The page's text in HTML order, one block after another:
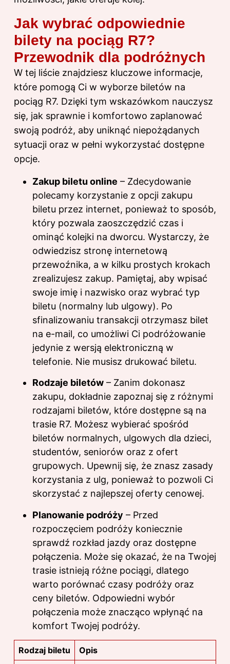
Jak wybrać odpowiednie
bilety na pociąg R7?
Przewodnik dla podróżnych
W tej liście znajdziesz kluczowe informacje,
które pomogą Ci w wyborze biletów na
pociąg R7. Dzięki tym wskazówkom nauczysz
się, jak sprawnie i komfortowo zaplanować
swoją podróż, aby uniknąć niepożądanych
sytuacji oraz w pełni wykorzystać dostępne
opcje.
Zakup biletu online – Zdecydowanie
polecamy korzystanie z opcji zakupu
biletu przez internet, ponieważ to sposób,
który pozwala zaoszczędzić czas i
ominąć kolejki na dworcu. Wystarczy, że
odwiedzisz stronę internetową
przewoźnika, a w kilku prostych krokach
zrealizujesz zakup. Pamiętaj, aby wpisać
swoje imię i nazwisko oraz wybrać typ
biletu (normalny lub ulgowy). Po
sfinalizowaniu transakcji otrzymasz bilet
na e-mail, co umożliwi Ci podróżowanie
jedynie z wersją elektroniczną w
telefonie. Nie musisz drukować biletu.
Rodzaje biletów – Zanim dokonasz
zakupu, dokładnie zapoznaj się z różnymi
rodzajami biletów, które dostępne są na
trasie R7. Możesz wybierać spośród
biletów normalnych, ulgowych dla dzieci,
studentów, seniorów oraz z ofert
grupowych. Upewnij się, że znasz zasady
korzystania z ulg, ponieważ to pozwoli Ci
skorzystać z najlepszej oferty cenowej.
Planowanie podróży – Przed
rozpoczęciem podróży koniecznie
sprawdź rozkład jazdy oraz dostępne
połączenia. Może się okazać, że na Twojej
trasie istnieją różne pociągi, dlatego
warto porównać czasy podróży oraz
ceny biletów. Odpowiedni wybór
połączenia może znacząco wpłynąć na
komfort Twojej podróży.
Rodzaj biletu Opis